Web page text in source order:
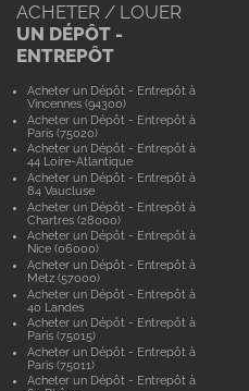
ACHETER / LOUER
UN DÉPÔT -
ENTREPÔT
Acheter un Dépôt - Entrepôt à
Vincennes (94300)
Acheter un Dépôt - Entrepôt à
Paris (75020)
Acheter un Dépôt - Entrepôt à
44 Loire-Atlantique
Acheter un Dépôt - Entrepôt à
84 Vaucluse
Acheter un Dépôt - Entrepôt à
Chartres (28000)
Acheter un Dépôt - Entrepôt à
Nice (06000)
Acheter un Dépôt - Entrepôt à
Metz (57000)
Acheter un Dépôt - Entrepôt à
40 Landes
Acheter un Dépôt - Entrepôt à
Paris (75015)
Acheter un Dépôt - Entrepôt à
Paris (75011)
Acheter un Dépôt - Entrepôt à